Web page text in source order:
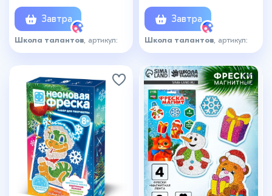
Завтра
Школа талантов , артикул:
1641028
Завтра
Школа талантов , артикул:
1553008